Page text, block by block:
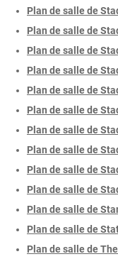
Plan de salle de
Plan de salle de
Plan de salle de
Plan de salle de
Plan de salle de
Plan de salle de
Plan de salle de
Plan de salle de
Plan de salle de
Plan de salle de
Plan de salle de
Plan de salle de
Plan de salle de